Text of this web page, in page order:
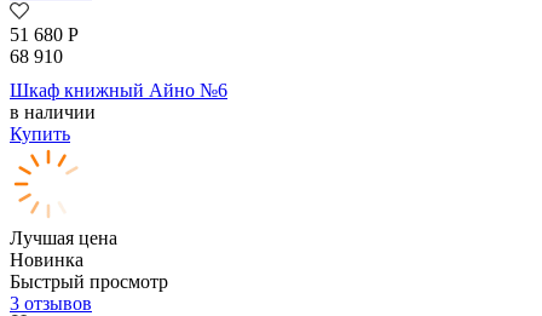
51 680 Р
68 910
Шкаф книжный Айно №6
в наличии
Купить
Лучшая цена
Новинка
Быстрый просмотр
3 отзывов